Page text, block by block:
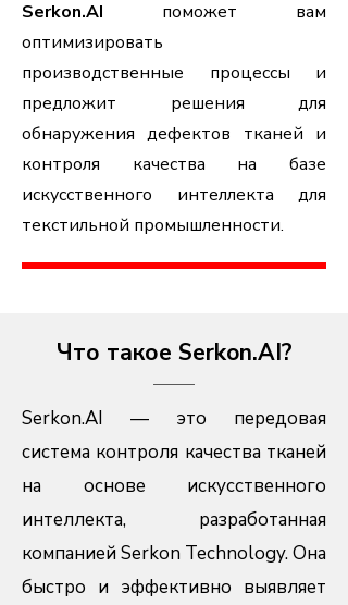
Serkon.AI поможет вам
оптимизировать
производственные процессы и
предложит решения для
обнаружения дефектов тканей и
контроля качества на базе
искусственного интеллекта для
текстильной промышленности.
Что такое Serkon.AI?
Serkon.AI — это передовая
система контроля качества тканей
на основе искусственного
интеллекта, разработанная
компанией Serkon Technology. Она
быстро и эффективно выявляет